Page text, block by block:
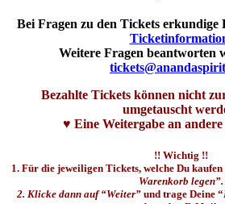
Bei Fragen zu den Tickets erkundige
Weitere Fragen beantworten
Bezahlte Tickets können nicht
umgetauscht
♥ Eine Weitergabe an
!! Wichtig !!
1. Für die jeweiligen Tickets, welche Du kaufen
Warenkorb legen”.
2. Klicke dann auf “Weiter” und trage Deine “